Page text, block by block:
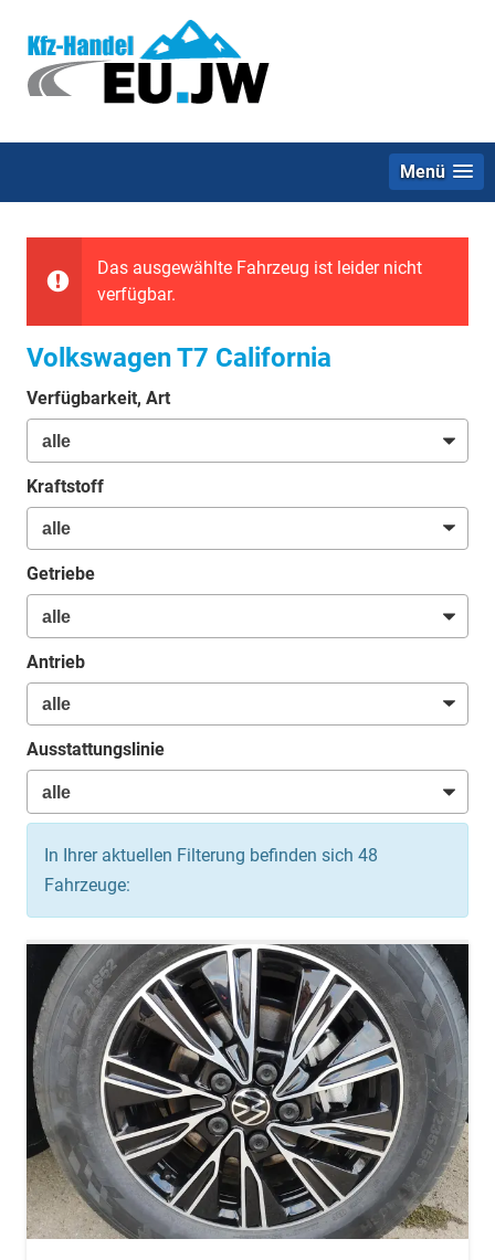
Menü
Das ausgewählte Fahrzeug ist leider nicht
verfügbar.
Volkswagen T7 California
Verfügbarkeit, Art
Kraftstoff
Getriebe
Antrieb
Ausstattungslinie
In Ihrer aktuellen Filterung befinden sich 48
Fahrzeuge: